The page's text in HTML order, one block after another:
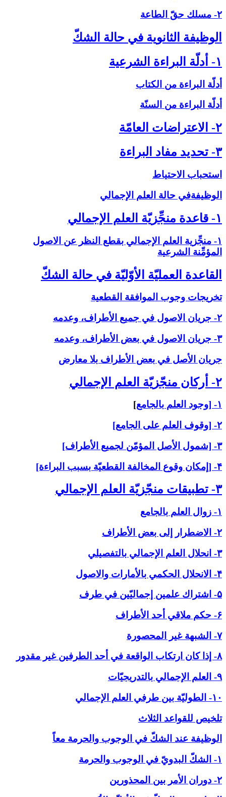
۲- مسلك حقّ الطاعة
الوظيفة الثانوية في حالة الشكّ‏
۱- أدلّة البراءة الشرعية
أدلّة البراءة من الكتاب
أدلّة البراءة من السنّة
۲- الاعتراضات العامّة
۳- تحديد مفاد البراءة
استحباب الاحتياط
الوظيفةفي حالة العلم الإجمالي‏
۱- قاعدة منجِّزيّة العلم الإجمالي‏
۱- منجِّزية العلم الإجمالي بقطع النظر عن الاصول
المؤمِّنة الشرعية
القاعدة العمليّة الأوّليّة في حالة الشكّ‏
تخريجات وجوب الموافقة القطعية
۲- جريان الاصول في جميع الأطراف، وعدمه
۳- جريان الاصول في بعض الأطراف، وعدمه
جريان الأصل في بعض الأطراف بلا معارض
۲- أركان منجّزيّة العلم الإجمالي‏
۱- [وجود العلم بالجامع
]
۲- [وقوف العلم على الجامع]
۳- [شمول الأصل المؤمّن لجميع الأطراف]
۴- [إمكان وقوع المخالفة القطعيّة بسبب البراءة]
۳- تطبيقات منجّزيّة العلم الإجمالي‏
۱- زوال العلم بالجامع
۲- الاضطرار إلى بعض الأطراف
۳- انحلال العلم الإجمالي بالتفصيلي
۴- الانحلال الحكمي بالأمارات والاصول
۵- اشتراك علمين إجماليّين في طرف
۶- حكم ملاقي أحد الأطراف
۷- الشبهة غير المحصورة
۸- إذا كان ارتكاب الواقعة في أحد الطرفين غير مقدور
۹- العلم الإجمالي بالتدريجيّات
۱۰- الطوليّة بين طرفي العلم الإجمالي
تلخيص للقواعد الثلاث
الوظيفة عند الشكّ في ‏الوجوب والحرمة معاً
۱- الشكّ البدويّ في الوجوب والحرمة
۲- دوران الأمر بين المحذورين